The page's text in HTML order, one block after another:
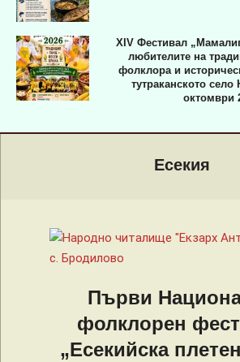
XIV Фестивал
любителите на
фолклора и
тутраканското
октомври
Есекия
Първи
фолклорен
„Есекийска